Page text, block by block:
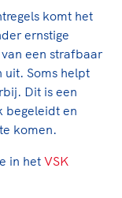
of naar
te juichen
Diede de
trots te
je dochter,
de
mag wel
en online?
geeft
en
functies
coaches,
managers en
komt het
ernstige
een strafbaar
Soms helpt
Dit is een
begeleidt en
komen.
in het VSK